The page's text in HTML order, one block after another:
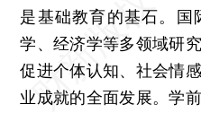
是基础教育的基石。国
学、经济学等多领域研
促进个体认知、社会情
业成就的全面发展。学